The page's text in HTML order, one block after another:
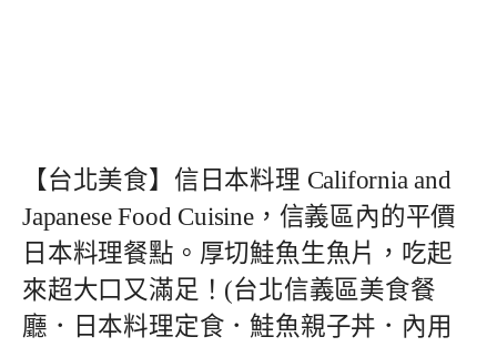
【台北美食】信日本料理 California and
Japanese Food Cuisine，信義區內的平價
日本料理餐點。厚切鮭魚生魚片，吃起
來超大口又滿足！(台北信義區美食餐
廳．日本料理定食．鮭魚親子丼．內用